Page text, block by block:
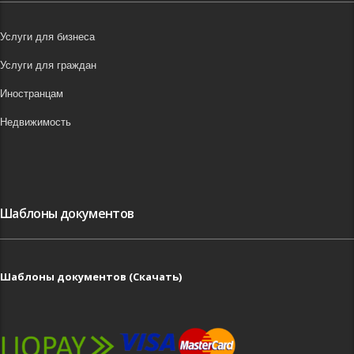
Услуги для бизнеса
Услуги для граждан
Иностранцам
Недвижимость
Шаблоны документов
Шаблоны документов (Скачать)